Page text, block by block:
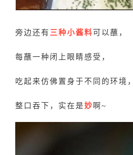
旁边还有 三种小酱料可以蘸，
每蘸一种闭上眼睛感受，
吃起来仿佛置身于不同的环境，
整口吞下，实在是妙 啊~